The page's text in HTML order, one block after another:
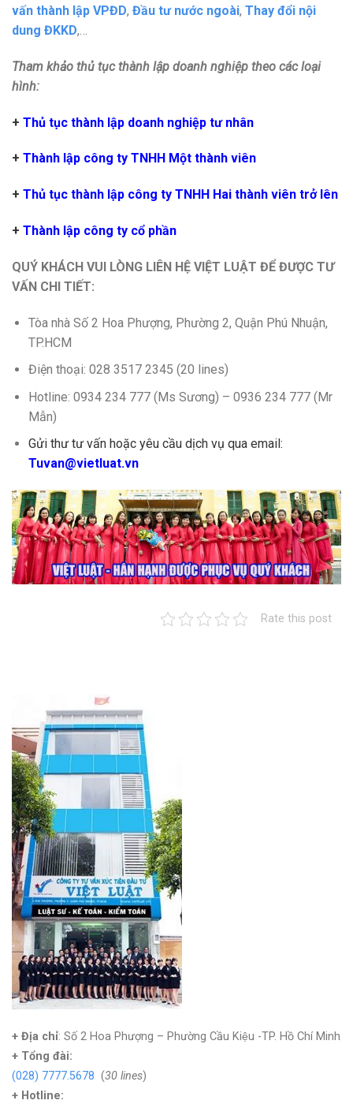
vấn thành lập VPĐD, Đầu tư nước ngoài, Thay đổi nội
dung ĐKKD,…
Tham khảo thủ tục thành lập doanh nghiệp theo các loại
hình:
+ Thủ tục thành lập doanh nghiệp tư nhân
+ Thành lập công ty TNHH Một thành viên
+ Thủ tục thành lập công ty TNHH Hai thành viên trở lên
+ Thành lập công ty cổ phần
QUÝ KHÁCH VUI LÒNG LIÊN HỆ VIỆT LUẬT ĐỂ ĐƯỢC TƯ
VẤN CHI TIẾT:
Tòa nhà Số 2 Hoa Phượng, Phường 2, Quận Phú Nhuận,
TP.HCM
Điện thoại: 028 3517 2345 (20 lines)
Hotline: 0934 234 777 (Ms Sương) – 0936 234 777 (Mr
Mẫn)
Gửi thư tư vấn hoặc yêu cầu dịch vụ qua email:
Tuvan@vietluat.vn
Rate this post
+ Địa chỉ: Số 2 Hoa Phượng – Phường Cầu Kiệu -TP. Hồ Chí Minh
+ Tổng đài:
(028) 7777.5678 (30 lines)
+ Hotline: